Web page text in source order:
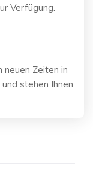
Verfügung.
neuen Zeiten in
stehen Ihnen